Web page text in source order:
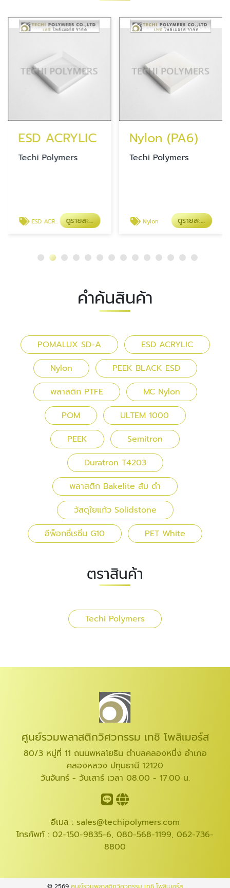
ESD ACRYLIC
Techi Polymers
ESD ACRYLIC ดูรายละเอียด
Nylon (PA6)
Techi Polymers
Nylon ดูรายละเอียด
คำค้นสินค้า
POMALUX SD-A
ESD ACRYLIC
Nylon
PEEK BLACK ESD
พลาสติก PTFE
MC Nylon
POM
ULTEM 1000
PEEK
Semitron
Duratron T4203
พลาสติก Bakelite ส้ม ดำ
วัสดุใยแก้ว Solidstone
อีพ็อกซี่เรซิ่น G10
PET White
ตราสินค้า
Techi Polymers
ศูนย์รวมพลาสติกวิศวกรรม เทชิ โพลิเมอร์ส
80/3 หมู่ที่ 11 ถนนพหลโยธิน ตำบลคลองหนึ่ง อำเภอ
คลองหลวง ปทุมธานี 12120
วันจันทร์ - วันเสาร์ เวลา 08.00 - 17.00 น.
อีเมล : sales@techipolymers.com
โทรศัพท์ : 02-150-9835-6, 080-568-1199, 062-736-
8800